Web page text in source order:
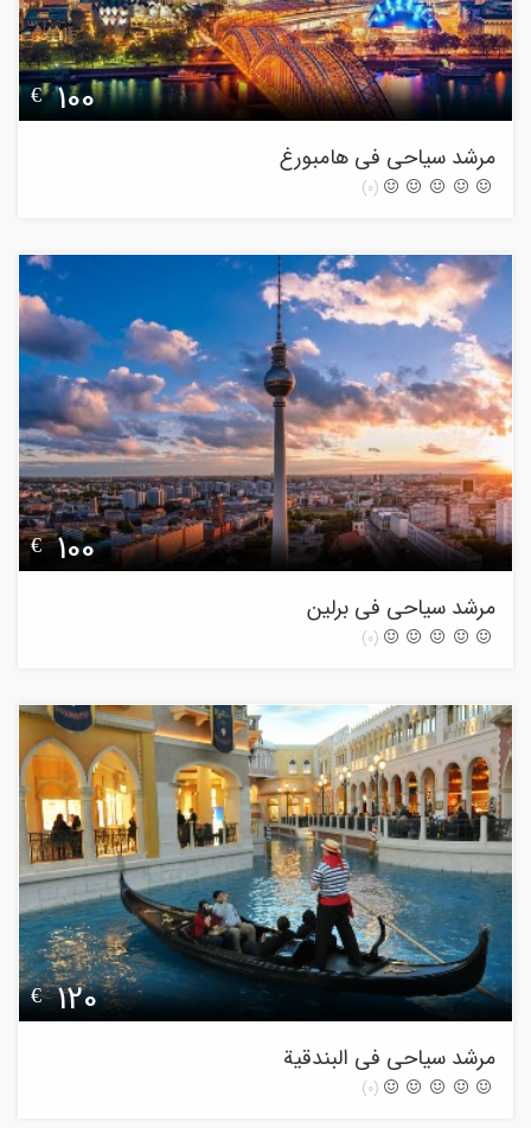
100
€
مرشد سیاحی فی هامبورغ
(0)
100
€
مرشد سیاحی فی برلین
(0)
120
€
مرشد سیاحی فی البندقیة
(0)